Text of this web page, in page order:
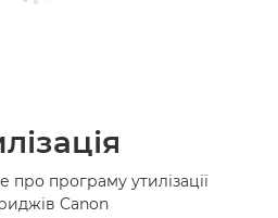
про програму утилізації
Canon